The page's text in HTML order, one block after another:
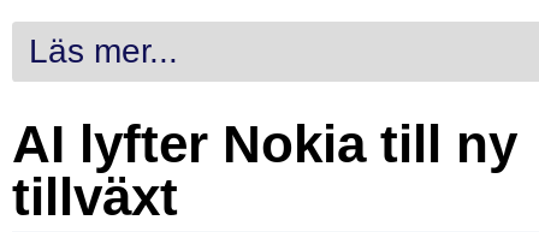
Läs mer...
AI lyfter Nokia till ny
tillväxt